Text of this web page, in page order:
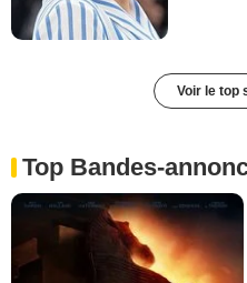
Voir le top
Top Bandes-